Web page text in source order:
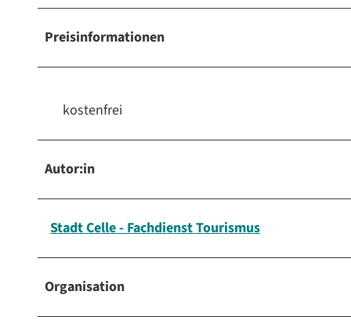
Preisinformationen
kostenfrei
Autor:in
Stadt Celle - Fachdienst Tourismus
Organisation